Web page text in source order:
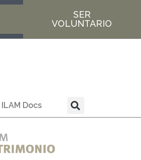
SER
VOLUNTARIO
ILAM Docs